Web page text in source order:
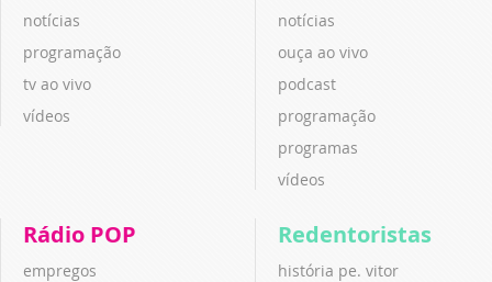
notícias
programação
tv ao vivo
vídeos
notícias
ouça ao vivo
podcast
programação
programas
vídeos
Rádio POP
empregos
Redentoristas
história pe. vitor